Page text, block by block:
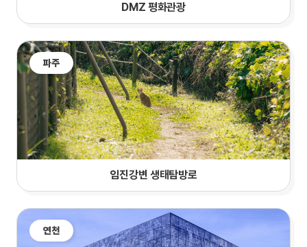
DMZ 평화관광
파주
임진강변 생태탐방로
연천